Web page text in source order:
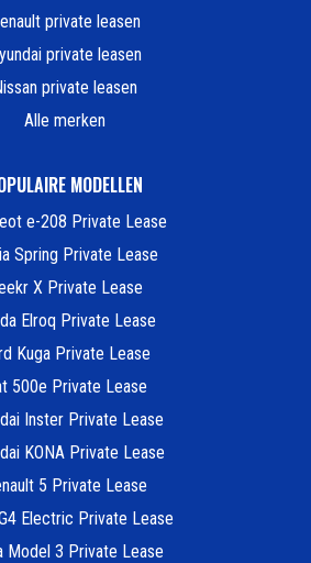
private leasen
private leasen
private leasen
Alle merken
MODELLEN
e-208 Private Lease
Spring Private Lease
X Private Lease
Elroq Private Lease
Kuga Private Lease
500e Private Lease
Inster Private Lease
KONA Private Lease
5 Private Lease
Electric Private Lease
Model 3 Private Lease